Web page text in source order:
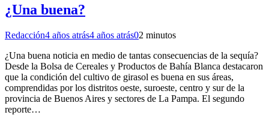
¿Una buena?
Redacción4 años atrás4 años atrás02 minutos
¿Una buena noticia en medio de tantas consecuencias de la sequía?
Desde la Bolsa de Cereales y Productos de Bahía Blanca destacaron
que la condición del cultivo de girasol es buena en sus áreas,
comprendidas por los distritos oeste, suroeste, centro y sur de la
provincia de Buenos Aires y sectores de La Pampa. El segundo
reporte…